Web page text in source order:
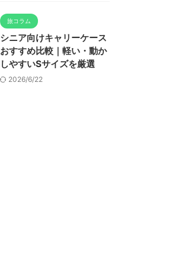
旅コラム
シニア向けキャリーケース
おすすめ比較｜軽い・動か
しやすいSサイズを厳選
2026/6/22